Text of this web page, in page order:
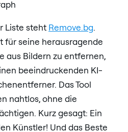
Liste steht Remove.bg.
für seine herausragende
aus Bildern zu entfernen,
beeindruckenden KI-
Das Tool
nahtlos, ohne die
Kurz gesagt: Ein
Künstler! Und das Beste